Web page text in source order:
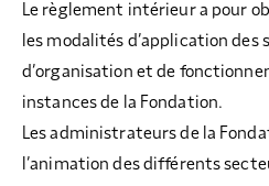
Le règlement intérieur a pour
les modalités d’application des
d’organisation et de
instances de la Fondation.
Les administrateurs de la
l’animation des différents